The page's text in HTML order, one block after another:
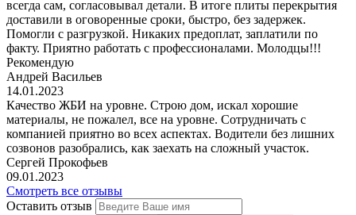
всегда сам, согласовывал детали. В итоге плиты перекрытия
доставили в оговоренные сроки, быстро, без задержек.
Помогли с разгрузкой. Никаких предоплат, заплатили по
факту. Приятно работать с профессионалами. Молодцы!!!
Рекомендую
Андрей Васильев
14.01.2023
Качество ЖБИ на уровне. Строю дом, искал хорошие
материалы, не пожалел, все на уровне. Сотрудничать с
компанией приятно во всех аспектах. Водители без лишних
созвонов разобрались, как заехать на сложный участок.
Сергей Прокофьев
09.01.2023
Смотреть все отзывы
Оставить отзыв